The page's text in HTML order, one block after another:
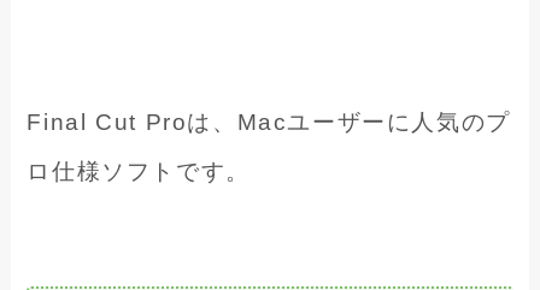
Final Cut Proは、Macユーザーに人気のプ
ロ仕様ソフトです。